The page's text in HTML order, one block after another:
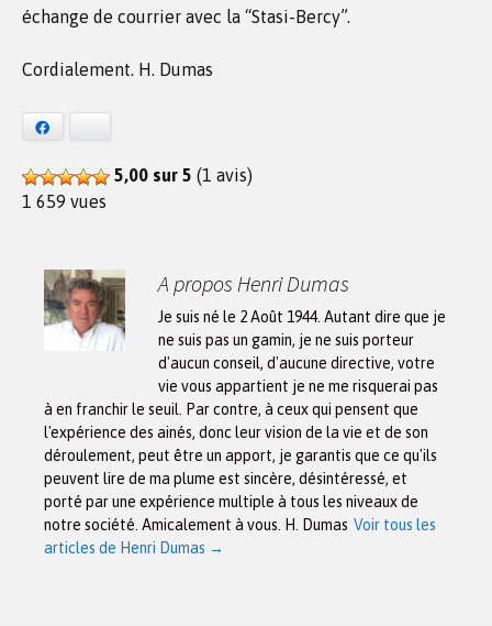
échange de courrier avec la “Stasi-Bercy”.
Cordialement. H. Dumas
5,00 sur 5 (1 avis)
1 659 vues
A propos Henri Dumas
Je suis né le 2 Août 1944. Autant dire que je
ne suis pas un gamin, je ne suis porteur
d'aucun conseil, d'aucune directive, votre
vie vous appartient je ne me risquerai pas
à en franchir le seuil. Par contre, à ceux qui pensent que
l'expérience des ainés, donc leur vision de la vie et de son
déroulement, peut être un apport, je garantis que ce qu'ils
peuvent lire de ma plume est sincère, désintéressé, et
porté par une expérience multiple à tous les niveaux de
notre société. Amicalement à vous. H. Dumas Voir tous les
articles de Henri Dumas →